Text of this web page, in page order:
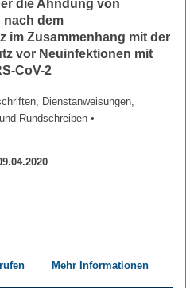
die Ahndung von
dem
im Zusammenhang mit der
vor Neuinfektionen mit
CoV-2
Dienstanweisungen,
Rundschreiben •
Mehr Informationen